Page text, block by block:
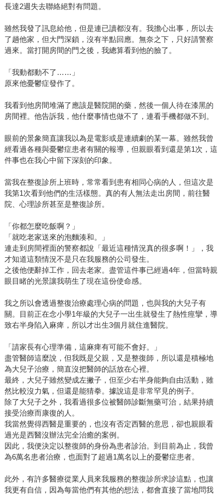
長達2週失去聯絡絕對有問題。
雖然我發了訊息給他，但是連已讀都沒有。我擔心出事，所以去
了趟他家，但大門深鎖，沒有半點回應。無奈之下，只好請警察
過來。當打開房間的門之後，我總算看到他的臉了。
「我動都動不了……」
原來他憂鬱症發作了。
我看到他房間堆滿了應該是醫院開的藥，然後一個人待在漆黑的
房間裡。他告訴我，他什麼事情也做不了，連看手機都做不到。
眼前的景象簡直讓我以為是電影或是連續劇的某一幕。雖然我曾
經看過各種與憂鬱症患者有關的報導，但親眼看到還是第1次，這
件事也在我心中留下深刻的印象。
當我在整復診所上班時，常常看到患有相同心病的人，但這次是
我第1次看到他們的生活樣態。真的有人無法走出房間，前往醫
院、心理診所甚至是整復診所。
「你都怎麼吃飯啊？」
「就吃老家送來的泡麵湊和。」
連走到房間裡面的警察都說「最近這種情況真的很多啊！」，我
才知道這類情況不是只在我服務的公司發生。
之後他便辭掉工作，回去老家。盡管這件事已經過4年，但當時親
眼目睹的光景讓我萌生了現在這份使命感。
我之所以會透過整復治療處理心病的問題，也與我的大兒子有
關。目前正在念小學1年級的大兒子一出生就發生了熱性痙攣，導
致右半身陷入麻痺，所以才出生3個月就住進醫院。
「請家長有心理準備，這麻痺有可能不會好。」
盡管醫師這麼說，但我既是父親，又是整復師，所以還是積極地
為大兒子治療，簡直沒把醫師的話放在心裡。
最終，大兒子雖然變成左撇子，但至少右半身能夠自由活動，雖
然比較沒力氣，但還是能猜拳。據說這是非常罕見的例子。
除了大兒子之外，我看過很多位被醫師診斷無藥可治，結果持續
接受治療而康復的人。
我當然覺得西醫是重要的，也沒有否定西醫的意思，卻也親眼看
過光是西醫沒辦法完全治癒的案例。
因此，我便決定以整復師的身份為患者診治。到目前為止，我曾
為6萬名患者治療，也面對了超過1萬名以上的憂鬱症患者。
此外，有許多醫療從業人員來我服務的整復診所求診這點，也讓
我更有自信，因為每當他們有其他的想法，都會直接了當地問我